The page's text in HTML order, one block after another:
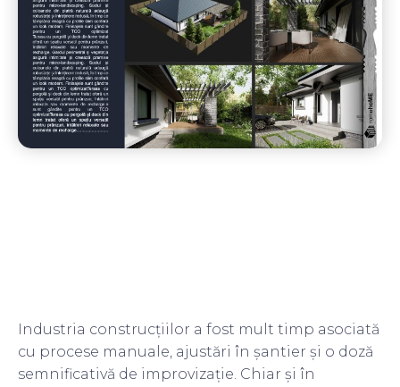
Industria construcțiilor a fost mult timp asociată
cu procese manuale, ajustări în șantier și o doză
semnificativă de improvizație. Chiar și în